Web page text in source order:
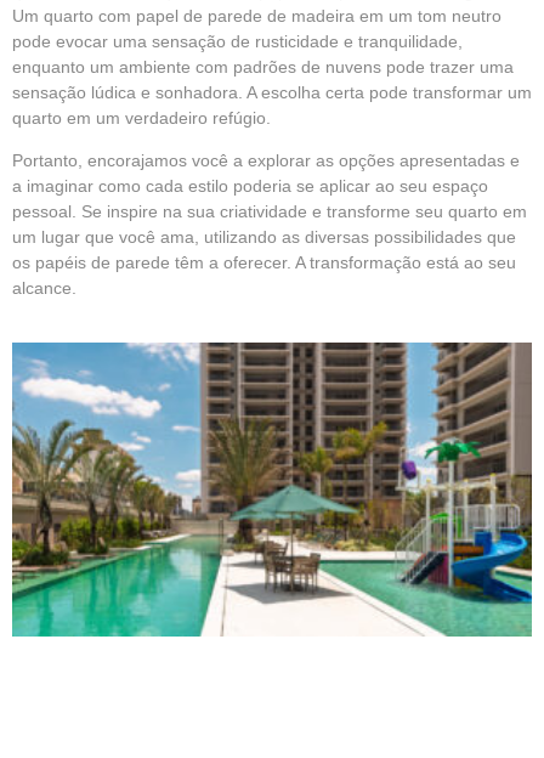
Um quarto com papel de parede de madeira em um tom neutro
pode evocar uma sensação de rusticidade e tranquilidade,
enquanto um ambiente com padrões de nuvens pode trazer uma
sensação lúdica e sonhadora. A escolha certa pode transformar um
quarto em um verdadeiro refúgio.
Portanto, encorajamos você a explorar as opções apresentadas e
a imaginar como cada estilo poderia se aplicar ao seu espaço
pessoal. Se inspire na sua criatividade e transforme seu quarto em
um lugar que você ama, utilizando as diversas possibilidades que
os papéis de parede têm a oferecer. A transformação está ao seu
alcance.